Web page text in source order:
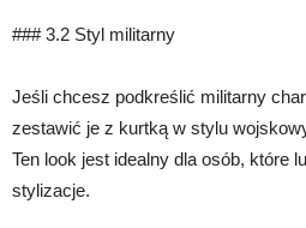
### 3.2 Styl militarny
Jeśli chcesz podkreślić militarny
zestawić je z kurtką w stylu
Ten look jest idealny dla osób, które
stylizacje.